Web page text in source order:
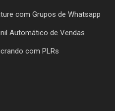
com Grupos de Whatsapp
Automático de Vendas
com PLRs